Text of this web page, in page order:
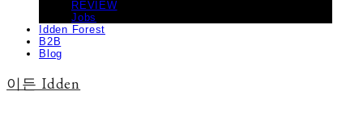
REVIEW
Jobs
Idden Forest
B2B
Blog
이든 Idden